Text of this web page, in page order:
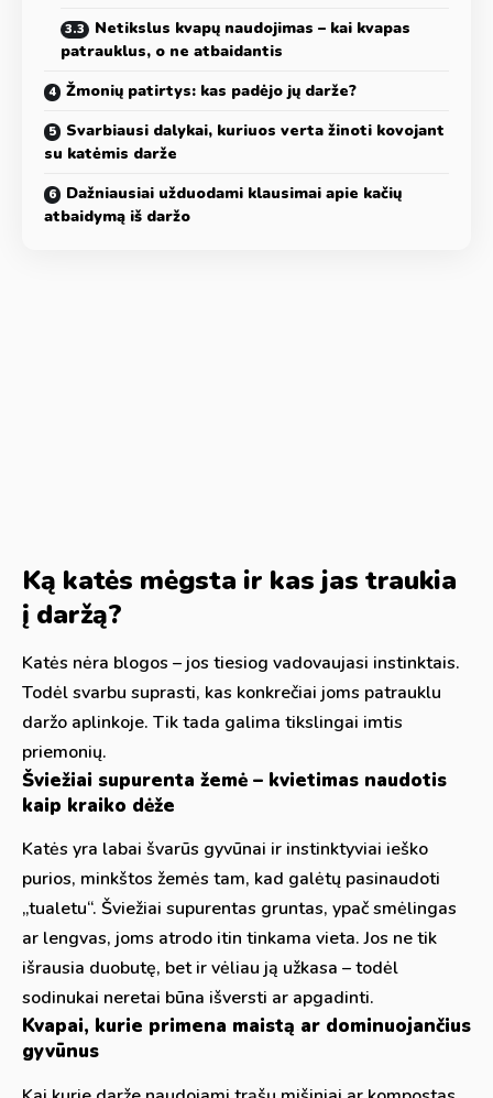
Netikslus kvapų naudojimas – kai kvapas
patrauklus, o ne atbaidantis
Žmonių patirtys: kas padėjo jų darže?
Svarbiausi dalykai, kuriuos verta žinoti kovojant
su katėmis darže
Dažniausiai užduodami klausimai apie kačių
atbaidymą iš daržo
Ką katės mėgsta ir kas jas traukia
į daržą?
Katės nėra blogos – jos tiesiog vadovaujasi instinktais.
Todėl svarbu suprasti, kas konkrečiai joms patrauklu
daržo aplinkoje. Tik tada galima tikslingai imtis
priemonių.
Šviežiai supurenta žemė – kvietimas naudotis
kaip kraiko dėže
Katės yra labai švarūs gyvūnai ir instinktyviai ieško
purios, minkštos žemės tam, kad galėtų pasinaudoti
„tualetu“. Šviežiai supurentas gruntas, ypač smėlingas
ar lengvas, joms atrodo itin tinkama vieta. Jos ne tik
išrausia duobutę, bet ir vėliau ją užkasa – todėl
sodinukai neretai būna išversti ar apgadinti.
Kvapai, kurie primena maistą ar dominuojančius
gyvūnus